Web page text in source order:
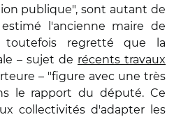
publique", sont autant de
l'ancienne maire de
toutefois regretté que la
– sujet de récents travaux
– "figure avec une très
le rapport du député. Ce
collectivités d'adapter les